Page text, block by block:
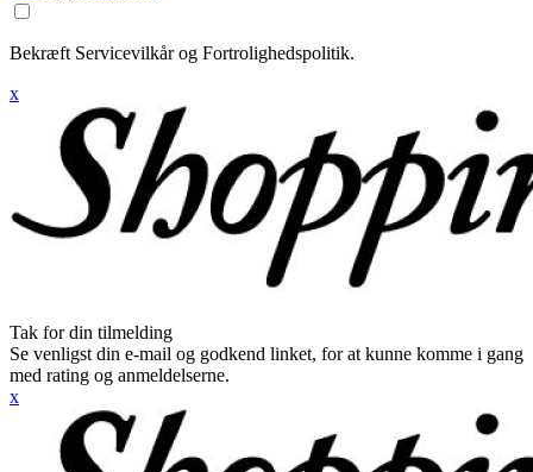
Bekræft Servicevilkår og Fortrolighedspolitik.
x
Tak for din tilmelding
Se venligst din e-mail og godkend linket, for at kunne komme i gang
med rating og anmeldelserne.
x